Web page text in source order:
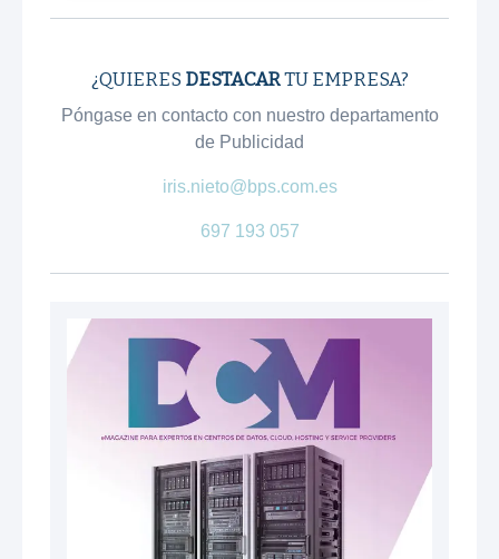
¿QUIERES DESTACARTU EMPRESA?
Póngase en contacto con nuestro departamento
de Publicidad
iris.nieto@bps.com.es
697 193 057